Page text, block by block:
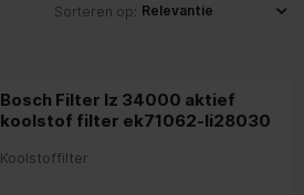
Sorteren op:
Bosch Filter lz 34000 aktief
koolstof filter ek71062-li28030
Koolstoffilter